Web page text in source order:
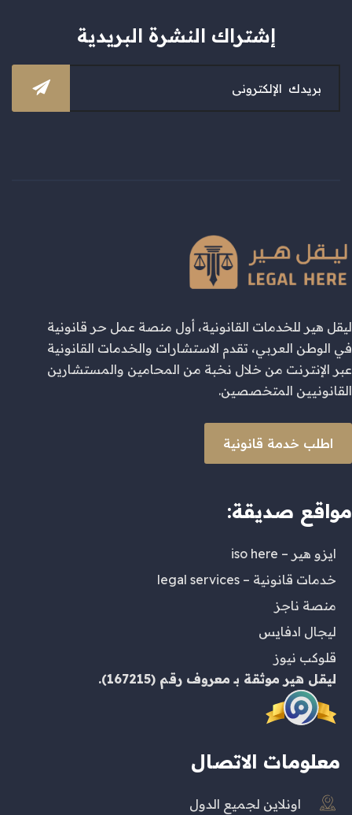
إشتراك النشرة البريدية
ليقل هير للخدمات القانونية، أول منصة عمل حر قانونية
في الوطن العربي، تقدم الاستشارات والخدمات القانونية
عبر الإنترنت من خلال نخبة من المحامين والمستشارين
القانونيين المتخصصين.
اطلب خدمة قانونية
مواقع صديقة:
ايزو هير – iso here
خدمات قانونية – legal services
منصة ناجز
ليجال ادفايس
قلوكب نيوز
ليقل هير موثقة بـ معروف رقم (167215).
معلومات الاتصال
اونلاين لجميع الدول